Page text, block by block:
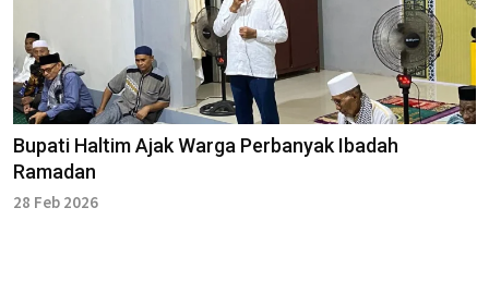
Bupati Haltim Ajak Warga Perbanyak Ibadah
Ramadan
28 Feb 2026